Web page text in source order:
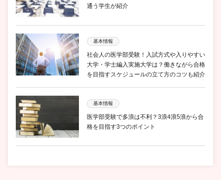
通う学生が紹介
基本情報
社会人の医学部受験！入試方式や入りやすい
大学・学士編入実施大学は？働きながら合格
を目指すスケジュールの立て方のコツも紹介
基本情報
医学部受験で多浪は不利？3浪4浪5浪から合
格を目指す3つのポイント